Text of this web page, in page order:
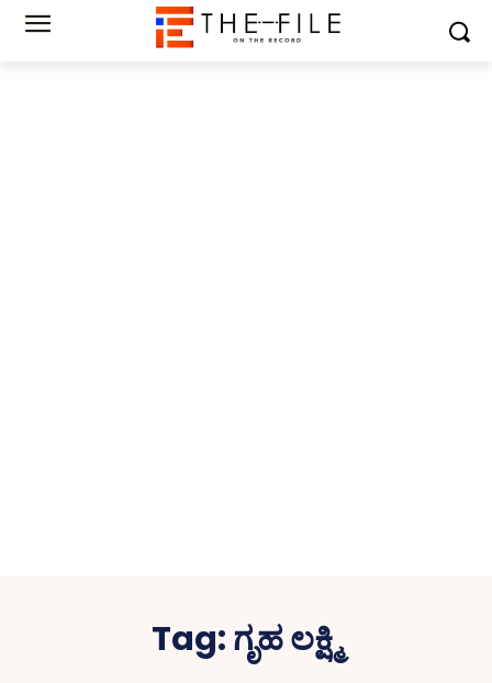
Tag:ಗೃಹ ಲಕ್ಷ್ಮಿ